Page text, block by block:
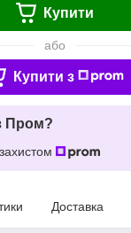
Купити
або
Купити з
Пром?
Доставка